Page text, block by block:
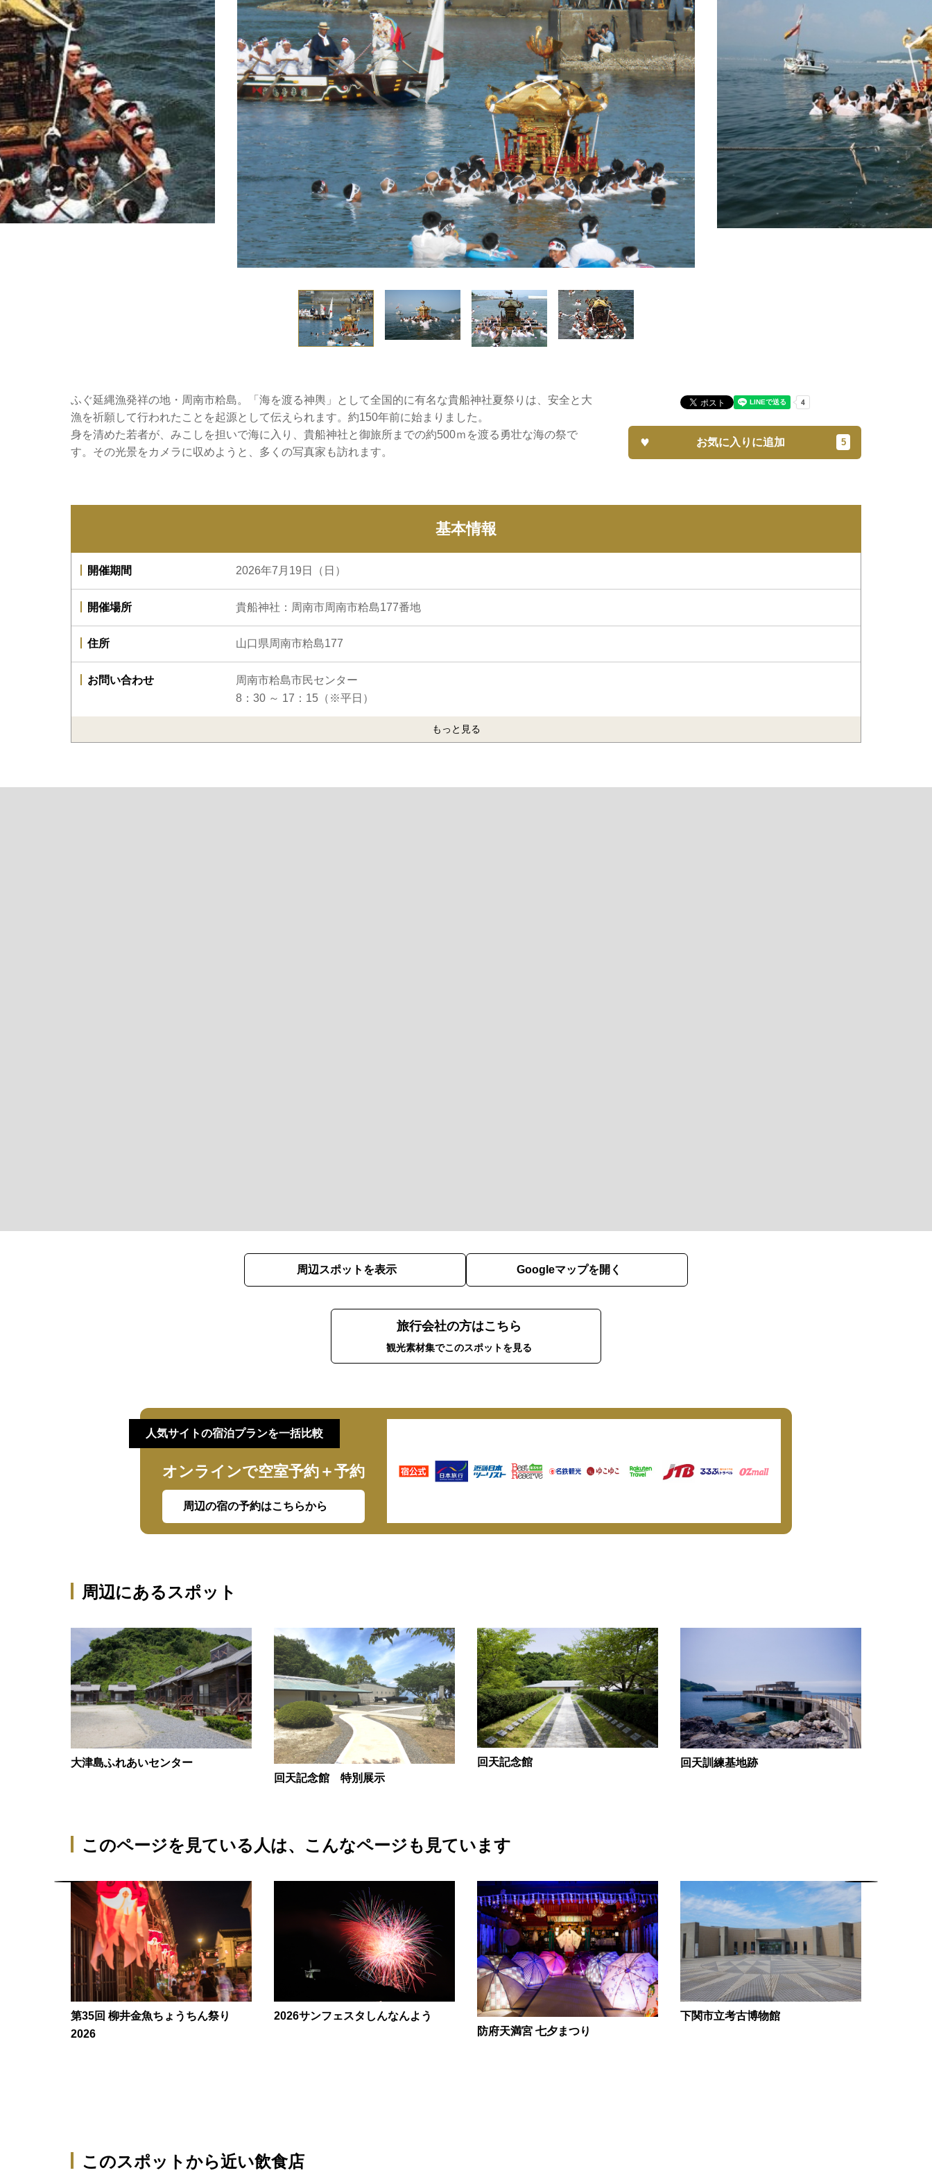
ふぐ延縄漁発祥の地・周南市粭島。「海を渡る神輿」として全国的に有名な貴船神社夏祭りは、安全と大
漁を祈願して行われたことを起源として伝えられます。約150年前に始まりました。
身を清めた若者が、みこしを担いで海に入り、貴船神社と御旅所までの約500ｍを渡る勇壮な海の祭で
す。その光景をカメラに収めようと、多くの写真家も訪れます。
お気に入りに追加
基本情報
開催期間 2026年7月19日（日）
開催場所 貴船神社：周南市周南市粭島177番地
住所 山口県周南市粭島177
お問い合わせ
周南市粭島市民センター
8：30 ～ 17：15（※平日）
もっと見る
周辺スポットを表示 Googleマップを開く
旅行会社の方はこちら
観光素材集でこのスポットを見る
人気サイトの宿泊プランを一括比較
オンラインで空室予約＋予約
周辺の宿の予約はこちらから
周辺にあるスポット
大津島ふれあいセンター
回天記念館 特別展示
回天記念館 回天訓練基地跡
このページを見ている人は、 こんなページも見ています
第35回 柳井金魚ちょうちん祭り
2026
2026サンフェスタしんなんよう
防府天満宮 七夕まつり
下関市立考古博物館
このスポットから近い飲食店